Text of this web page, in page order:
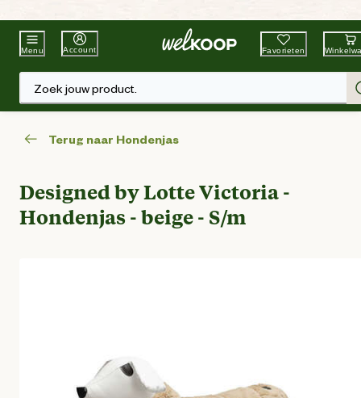
Beste WinkelketenTuin & Dier
Menu Account Favorieten
Zoek jouw product.
Terug naar Hondenjas
Designed by Lotte Victoria -
Hondenjas - beige - S/m